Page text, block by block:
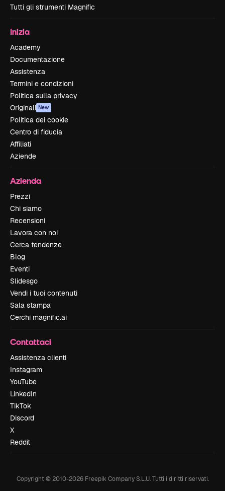
Tutti gli strumenti Magnific
Inizia
Academy
Documentazione
Assistenza
Termini e condizioni
Politica sulla privacy
Originali New
Politica dei cookie
Centro di fiducia
Affiliati
Aziende
Azienda
Prezzi
Chi siamo
Recensioni
Lavora con noi
Cerca tendenze
Blog
Eventi
Slidesgo
Vendi i tuoi contenuti
Sala stampa
Cerchi magnific.ai
Contattaci
Assistenza clienti
Instagram
YouTube
LinkedIn
TikTok
Discord
X
Reddit
Copyright © 2010-2026Freepik Company S.L.U. Tutti i diritti riservati.